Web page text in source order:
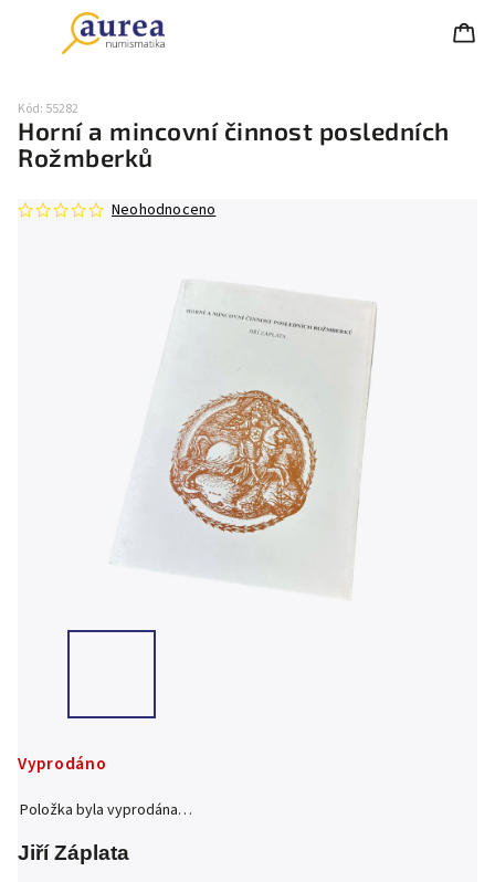
Horní a mincovní činnost posledních
Rožmberků
Kód: 55282
Neohodnoceno
Vyprodáno
Položka byla vyprodána…
Jiří Záplata